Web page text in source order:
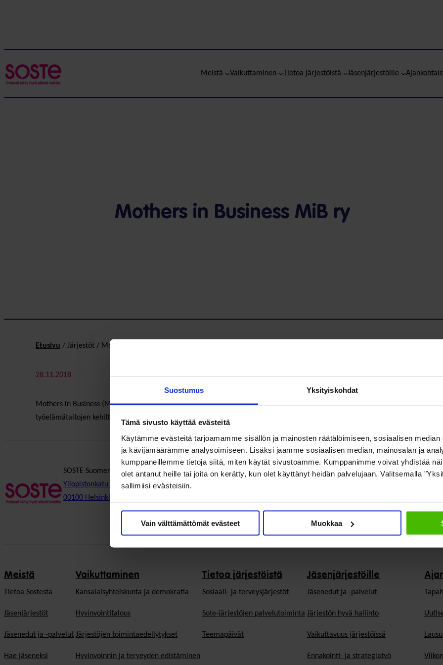
Suostumus Yksityiskohdat
Tämä sivusto käyttää evästeitä
Käytämme evästeitä tarjoamamme sisällön ja mainosten räätälöimiseen, sosiaalisen
ja kävijämäärämme analysoimiseen. Lisäksi jaamme sosiaalisen median, mainosalan ja
kumppaneillemme tietoja siitä, miten käytät sivustoamme. Kumppanimme voivat yhdistää
olet antanut heille tai joita on kerätty, kun olet käyttänyt heidän palvelujaan. Valitsemalla
sallimiisi evästeisiin.
Vain välttämättömät evästeet Muokkaa
Meistä Vaikuttaminen Tietoa järjestöistä Jäsenjärjestöille
Mothers in Business MiB ry
Etusivu / Järjestöt / Mothers in Business MiB ry
28.11.2018
Mothers in Business (MiB) on verkosto urasuuntautuneille äideille. MiB on voittoa tavoittelematon yhdistys, joka tarjoaa
työelämätaitojen kehittämiseen.
SOSTE Suomen sosiaali ja terveys ry
Yliopistonkatu 5
00100 Helsinki
Meistä
Tietoa Sostesta
Jäsenjärjestöt
Jäsenedut ja -palvelut
Hae jäseneksi
Vaikuttaminen
Kansalaisyhteiskunta ja demokratia
Hyvinvointitalous
Järjestöjen toimintaedellytykset
Hyvinvoinnin ja terveyden edistäminen
Tietoa järjestöistä
Sosiaali- ja terveysjärjestöt
Sote-järjestöjen palvelutoiminta
Teemapäivät
Jäsenjärjestöille
Jäsen­edut ja -palvelut
Järjestön hyvä hallinto
Vaikuttavuus järjestöissä
Ennakointi- ja strategiatyö